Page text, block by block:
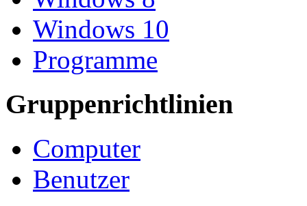
Windows 10
Programme
Gruppenrichtlinien
Computer
Benutzer